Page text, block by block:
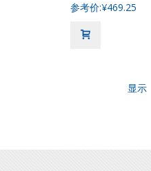
参考价:¥469.25
显示